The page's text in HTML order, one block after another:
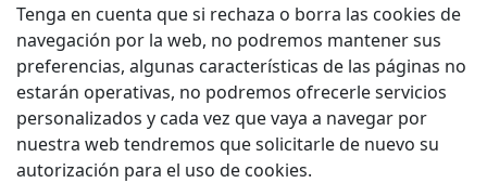
Tenga en cuenta que si rechaza o borra las cookies de
navegación por la web, no podremos mantener sus
preferencias, algunas características de las páginas no
estarán operativas, no podremos ofrecerle servicios
personalizados y cada vez que vaya a navegar por
nuestra web tendremos que solicitarle de nuevo su
autorización para el uso de cookies.